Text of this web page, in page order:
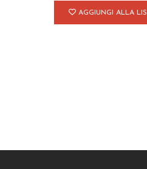
AGGIUNGI ALLA